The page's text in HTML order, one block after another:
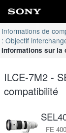
Informations de
: Objectif
Informations sur la
ILCE-7M2 -
compatibilité
FE